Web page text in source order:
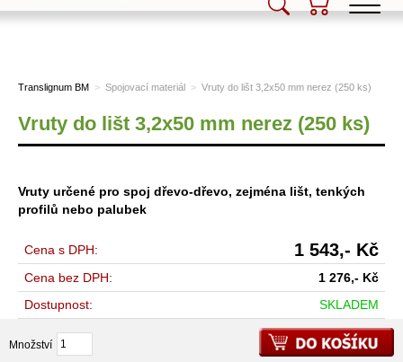
Translignum BM > Spojovací materiál > Vruty do lišt 3,2x50 mm nerez (250 ks)
Vruty do lišt 3,2x50 mm nerez (250 ks)
Vruty určené pro spoj dřevo-dřevo, zejména lišt, tenkých
profilů nebo palubek
Cena s DPH: 1 543,- Kč
Cena bez DPH: 1 276,- Kč
Dostupnost:
SKLADEM
Množství